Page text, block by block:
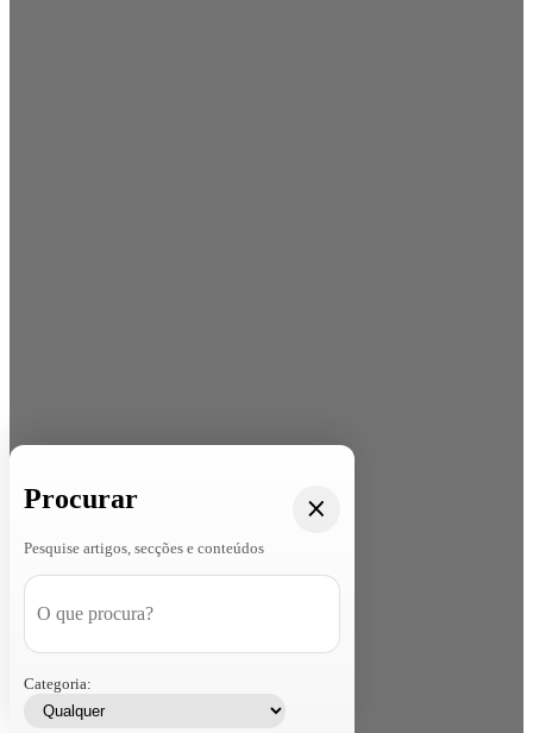
Procurar
Pesquise artigos, secções e conteúdos
Categoria: